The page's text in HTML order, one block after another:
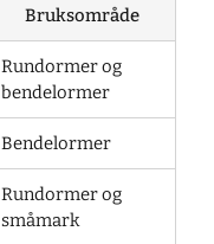
Bruksområde
Rundormer og
bendelormer
Bendelormer
Rundormer og
småmark